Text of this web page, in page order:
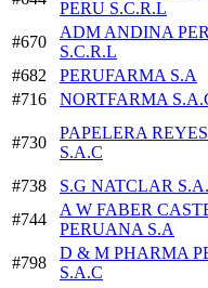
PERU S.C.R.L
#670
ADM ANDINA
S.C.R.L
#682
PERUFARMA S.A
#716
NORTFARMA
#730
PAPELERA REYES
S.A.C
#738 S.G NATCLAR
#744
A W FABER
PERUANA S.A
#798
D & M PHARMA
S.A.C